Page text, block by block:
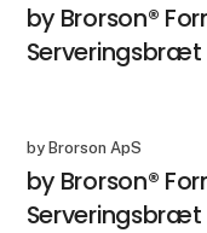
by Brorson®
Serveringsbræt
by Brorson ApS
by Brorson®
Serveringsbræt